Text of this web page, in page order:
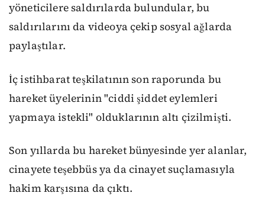
yöneticilere saldırılarda bulundular, bu
saldırılarını da videoya çekip sosyal ağlarda
paylaştılar.
İç istihbarat teşkilatının son raporunda bu
hareket üyelerinin "ciddi şiddet eylemleri
yapmaya istekli" olduklarının altı çizilmişti.
Son yıllarda bu hareket bünyesinde yer alanlar,
cinayete teşebbüs ya da cinayet suçlamasıyla
hakim karşısına da çıktı.